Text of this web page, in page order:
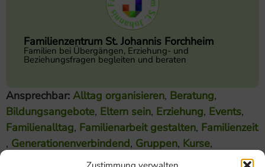
Familienzentrum St. Johannis Forchheim
Familien bei Übergängen, Erziehung- und
Beziehungsfragen begleiten und beraten
Ansprechbar: Alltag organisieren, Beratung,
Bildungsangebote, Eltern sein, Erziehung, Events,
Familienalltag, Familienarbeit gestalten, Familienzeit
, Generationenverbindend, Gruppen, Kurse,
Miteinander reden
Paar-Zeit Selbstfürsorge
Singen